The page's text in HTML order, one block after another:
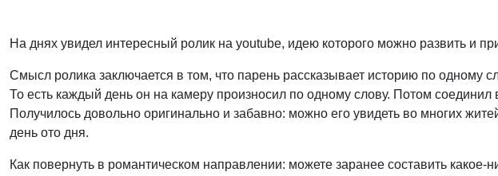
На днях увидел интересный ролик на youtube, идею которого можно развить и
Смысл ролика заключается в том, что парень рассказывает историю по одному
То есть каждый день он на камеру произносил по одному слову. Потом
Получилось довольно оригинально и забавно: можно его увидеть во многих
день ото дня.
Как повернуть в романтическом направлении: можете заранее составить какое-